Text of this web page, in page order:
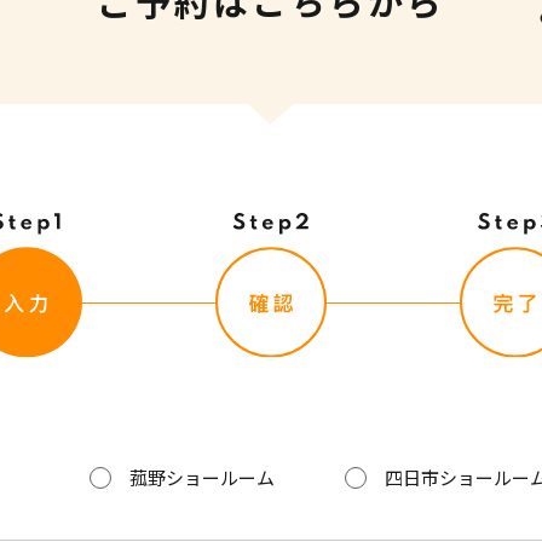
菰野ショールーム 四日市ショールー